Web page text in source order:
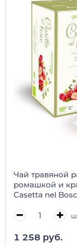
Чай травяной
ромашкой и
Casetta nel
1 258 руб.